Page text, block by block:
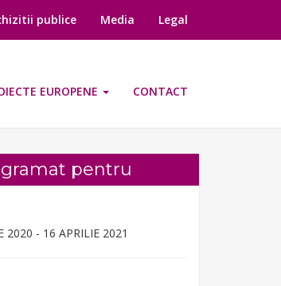
publice Media Legal
EUROPENE CONTACT
pentru
2020 - 16 APRILIE 2021